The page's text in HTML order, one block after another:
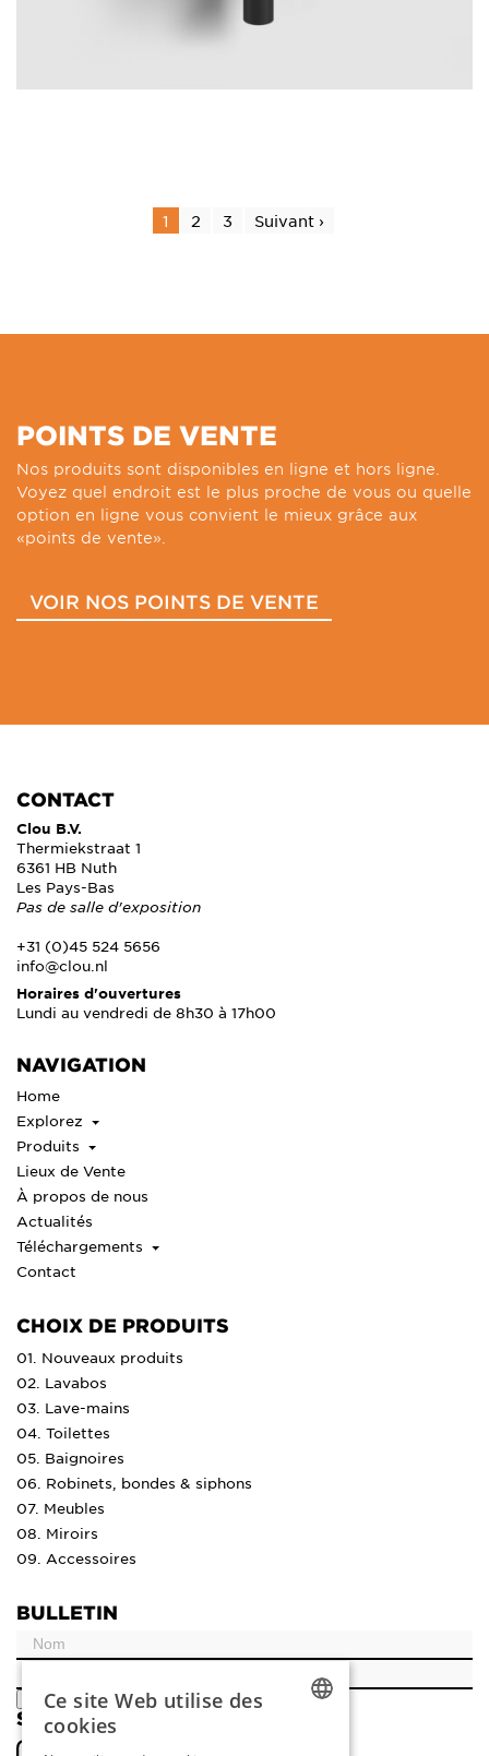
1 2 3 Suivant ›
POINTS DE VENTE
Nos produits sont disponibles en ligne et hors ligne.
Voyez quel endroit est le plus proche de vous ou quelle
option en ligne vous convient le mieux grâce aux
«points de vente».
VOIR NOS POINTS DE VENTE
CONTACT
Clou B.V.
Thermiekstraat 1
6361 HB Nuth
Les Pays-Bas
Pas de salle d'exposition
+31 (0)45 524 5656
info@clou.nl
Horaires d'ouvertures
Lundi au vendredi de 8h30 à 17h00
NAVIGATION
Home
Explorez
Produits
Lieux de Vente
À propos de nous
Actualités
Téléchargements
Contact
CHOIX DE PRODUITS
01. Nouveaux produits
02. Lavabos
03. Lave-mains
04. Toilettes
05. Baignoires
06. Robinets, bondes & siphons
07. Meubles
08. Miroirs
09. Accessoires
BULLETIN
ENREGISTRER
SOCIAL
Ce site Web utilise des
cookies